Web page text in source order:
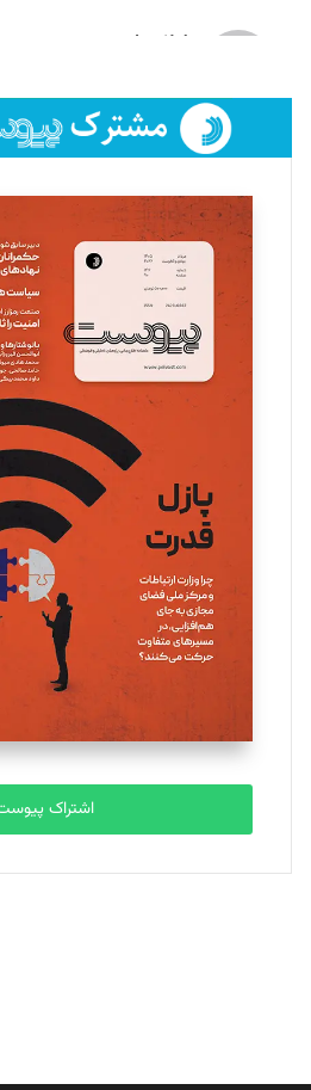
لیلا حنارود
فائزه فتحی رستمی
تحریریه
سروش کرمیان
تحریریه
مینا پاکدل
یسنا امان‌پور
تحریریه
ملینا جعفری
تحریریه
مصطفی مسجدی آرانی
تحریریه
بابک نقاش
تحریریه
اشتراک